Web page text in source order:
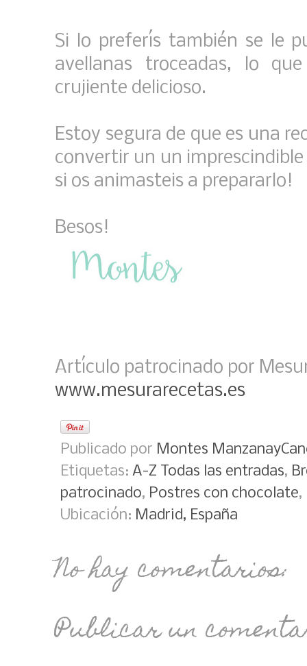
Si lo preferís también se le
avellanas troceadas, lo
crujiente delicioso.
Estoy segura de que es una
convertir un un
si os animasteis a prepararlo!
Besos!
Artículo patrocinado por
www.mesurarecetas.es
Publicado por Montes
Etiquetas: A-Z Todas las entradas,
patrocinado, Postres con chocolate,
Ubicación: Madrid, España
No hay comentarios:
Publicar un